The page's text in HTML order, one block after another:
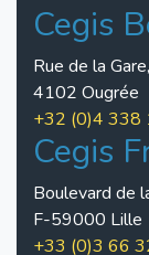
Cegis
Rue de la
4102 Ougrée
+32 (0)4 338
Cegis
Boulevard de
F-59000 Lille
+33 (0)3 66